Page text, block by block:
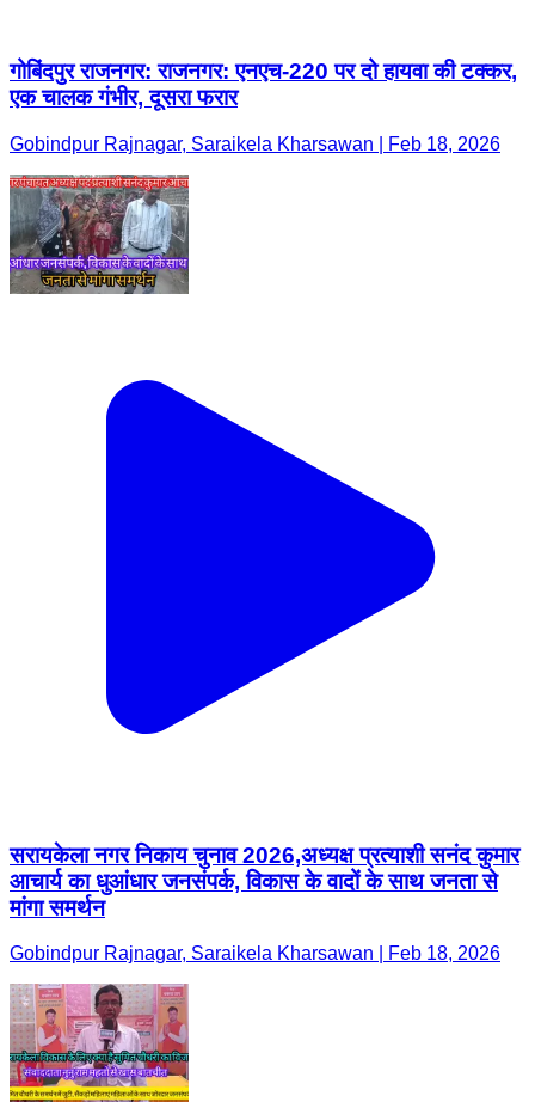
गोबिंदपुर राजनगर: राजनगर: एनएच-220 पर दो हायवा की टक्कर,
एक चालक गंभीर, दूसरा फरार
Gobindpur Rajnagar, Saraikela Kharsawan | Feb 18, 2026
सरायकेला नगर निकाय चुनाव 2026,अध्यक्ष प्रत्याशी सनंद कुमार
आचार्य का धुआंधार जनसंपर्क, विकास के वादों के साथ जनता से
मांगा समर्थन
Gobindpur Rajnagar, Saraikela Kharsawan | Feb 18, 2026